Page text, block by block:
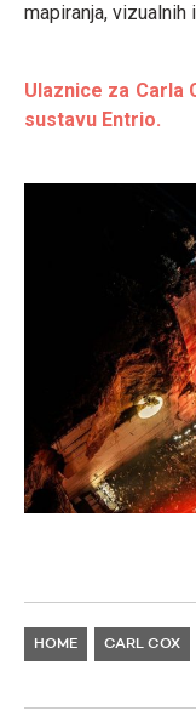
mapiranja,
Ulaznice za Carla
sustavu Entrio.
HOME CARL COX